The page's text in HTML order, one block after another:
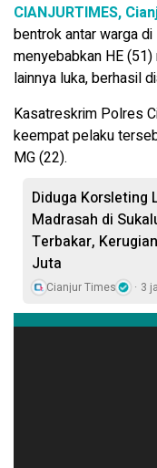
CIANJURTIMES,
bentrok antar warga di
menyebabkan HE
lainnya luka, berhasil
Kasatreskrim Polres
keempat pelaku
MG (22).
Diduga Korsleting
Madrasah di
Terbakar,
Juta
Cianjur Times 3